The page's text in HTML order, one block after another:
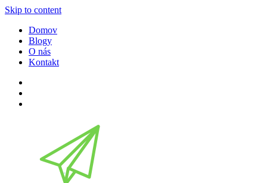
Skip to content
Domov
Blogy
O nás
Kontakt